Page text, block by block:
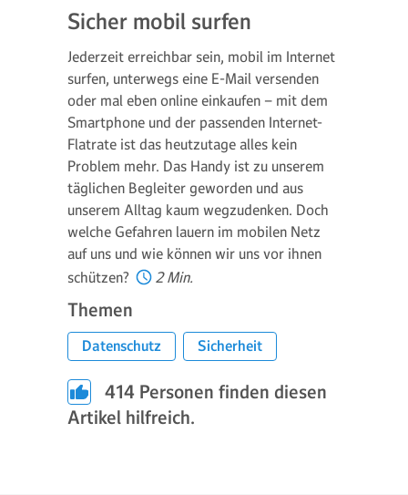
Sicher mobil surfen
Jederzeit erreichbar sein, mobil im Internet
surfen, unterwegs eine E-Mail versenden
oder mal eben online einkaufen – mit dem
Smartphone und der passenden Internet-
Flatrate ist das heutzutage alles kein
Problem mehr. Das Handy ist zu unserem
täglichen Begleiter geworden und aus
unserem Alltag kaum wegzudenken. Doch
welche Gefahren lauern im mobilen Netz
auf uns und wie können wir uns vor ihnen
schützen?
2 Min.
Themen
Datenschutz Sicherheit
414 Personen finden diesen
Artikel hilfreich.